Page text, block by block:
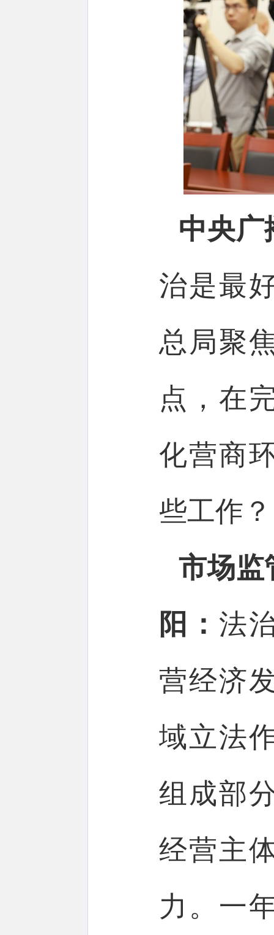
中央广
治是最
总局聚
点，在
化营商
些工作？
市场监
阳： 法
营经济
域立法
组成部
经营主
力。一